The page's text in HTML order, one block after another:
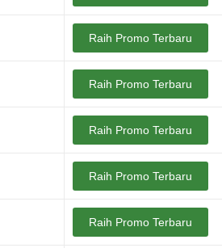
Raih Promo Terbaru
Raih Promo Terbaru
Raih Promo Terbaru
Raih Promo Terbaru
Raih Promo Terbaru